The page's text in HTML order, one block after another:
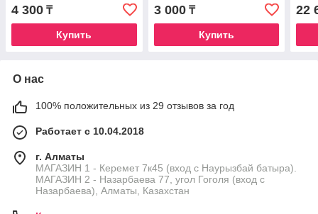
4 300 ₸
Купить
3 000₸
Купить
22
О нас
100% положительных из 29 отзывов за год
Работает с 10.04.2018
г. Алматы
МАГАЗИН 1 - Керемет 7к45 (вход с Наурызбай батыра).
МАГАЗИН 2 - Назарбаева 77, угол Гоголя (вход с
Назарбаева), Алматы, Казахстан